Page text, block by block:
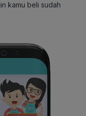
kamu beli sudah